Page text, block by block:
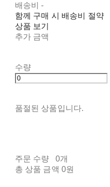
배송비-
함께 구매 시 배송비 절약
상품 보기
추가 금액
수량
품절된 상품입니다.
주문 수량
0개
총 상품 금액 0원